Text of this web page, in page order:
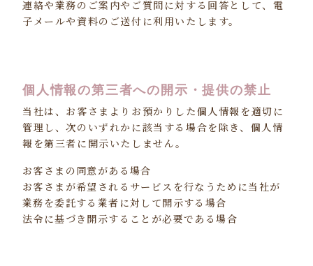
連絡や業務のご案内やご質問に対する回答として、電
子メールや資料のご送付に利用いたします。
個人情報の第三者への開示・提供の禁止
当社は、お客さまよりお預かりした個人情報を適切に
管理し、次のいずれかに該当する場合を除き、個人情
報を第三者に開示いたしません。
お客さまの同意がある場合
お客さまが希望されるサービスを行なうために当社が
業務を委託する業者に対して開示する場合
法令に基づき開示することが必要である場合